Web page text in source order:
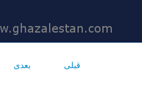
قبلی بعدی